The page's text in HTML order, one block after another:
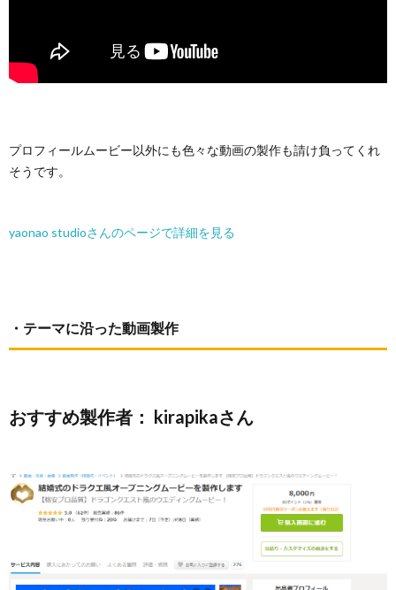
プロフィールムービー以外にも色々な動画の製作も請け負ってくれ
そうです。
yaonao studioさんのページで詳細を見る
・テーマに沿った動画製作
おすすめ製作者： kirapikaさん